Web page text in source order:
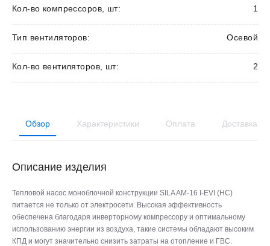
Кол-во компрессоров, шт: 1
Тип вентиляторов: Осевой
Кол-во вентиляторов, шт: 2
Обзор Характеристики Оплата Доставка
Описание изделия
Тепловой насос моноблочной конструкции SILA AM-16 I-EVI (HC)
питается не только от электросети. Высокая эффективность
обеспечена благодаря инверторному компрессору и оптимальному
использованию энергии из воздуха, такие системы обладают высоким
КПД и могут значительно снизить затраты на отопление и ГВС.